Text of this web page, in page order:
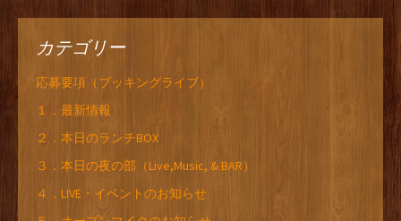
カテゴリー
応募要項（ブッキングライブ）
１．最新情報
２．本日のランチBOX
３．本日の夜の部（Live,Music, & BAR）
４．LIVE・イベントのお知らせ